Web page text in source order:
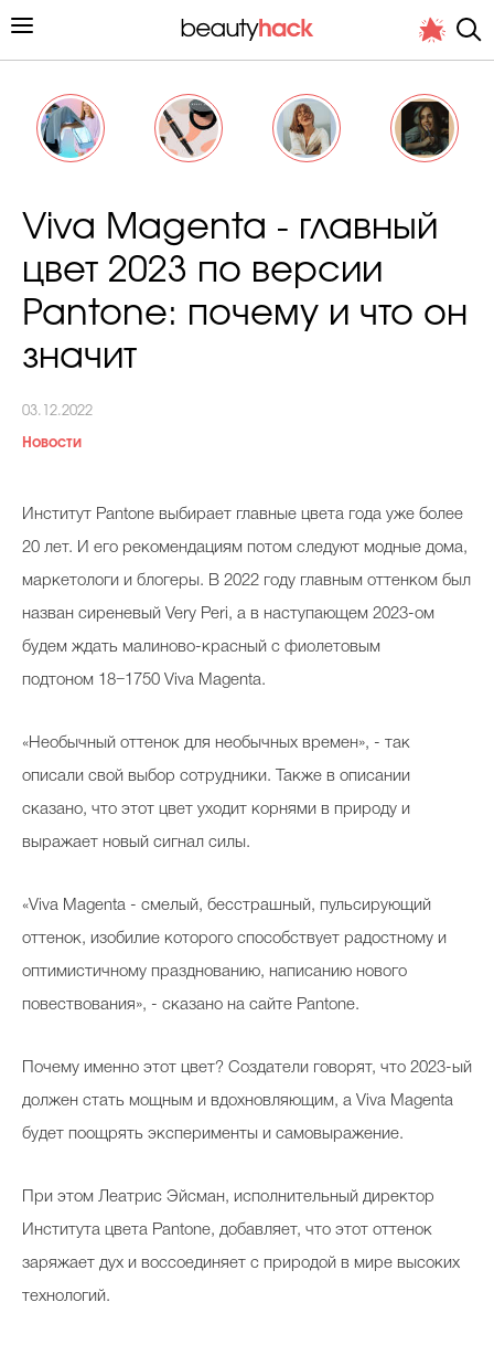
Личный опыт
Стиль жизни
Подиум
Косметичка профи
Вопрос эксперту
Худеем правильно
Бьютихакер / Мама-хакер
Выбор визажистов
Полиция красоты
Хит недели от визажиста
Celebrity дня
Beauty- битвы
Тесты
Viva Magenta - главный
цвет 2023 по версии
Pantone: почему и что он
значит
03.12.2022
Новости
Институт Pantone выбирает главные цвета года уже более
20 лет. И его рекомендациям потом следуют модные дома,
маркетологи и блогеры. В 2022 году главным оттенком был
назван сиреневый Very Peri, а в наступающем 2023-ом
будем ждать малиново-красный с фиолетовым
подтоном 18−1750 Viva Magenta.
«Необычный оттенок для необычных времен», - так
описали свой выбор сотрудники. Также в описании
сказано, что этот цвет уходит корнями в природу и
выражает новый сигнал силы.
«Viva Magenta - смелый, бесстрашный, пульсирующий
оттенок, изобилие которого способствует радостному и
оптимистичному празднованию, написанию нового
повествования», - сказано на сайте Pantone.
Почему именно этот цвет? Создатели говорят, что 2023-ый
должен стать мощным и вдохновляющим, а Viva Magenta
будет поощрять эксперименты и самовыражение.
При этом Леатрис Эйсман, исполнительный директор
Института цвета Pantone, добавляет, что этот оттенок
заряжает дух и воссоединяет с природой в мире высоких
технологий.